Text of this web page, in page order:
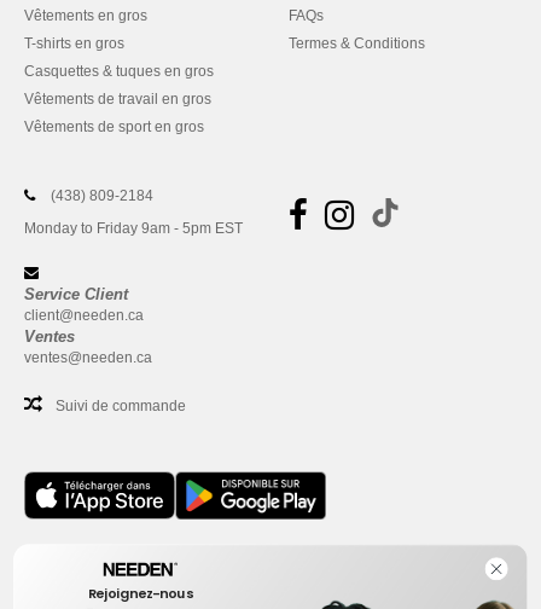
Vêtements en gros
T-shirts en gros
Casquettes & tuques en gros
Vêtements de travail en gros
Vêtements de sport en gros
FAQs
Termes & Conditions
(438) 809-2184
Monday to Friday 9am - 5pm EST
Service Client
client@needen.ca
Ventes
ventes@needen.ca
Suivi de commande
Bureau
One Dundas Street West Suite 2500
Rejoignez-nous